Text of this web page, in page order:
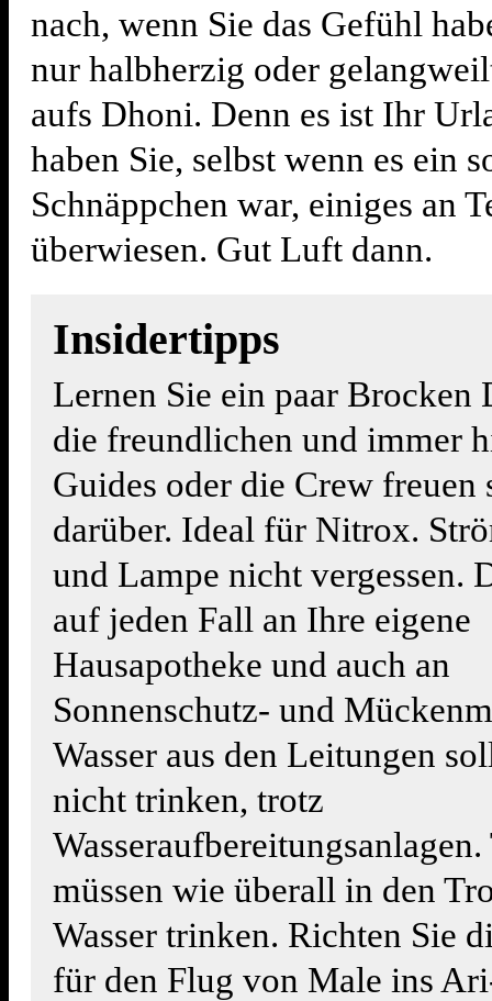
nach, wenn Sie das Gefühl
nur halbherzig oder
aufs Dhoni. Denn es ist Ihr
haben Sie, selbst wenn es ein
Schnäppchen war, einiges an
überwiesen. Gut Luft dann.
Insidertipps
Lernen Sie ein paar Brocken
die freundlichen und immer
Guides oder die Crew freuen
darüber. Ideal für Nitrox.
und Lampe nicht vergessen.
auf jeden Fall an Ihre eigene
Hausapotheke und auch an
Sonnenschutz- und
Wasser aus den Leitungen
nicht trinken, trotz
Wasseraufbereitungsanlagen.
müssen wie überall in den
Wasser trinken. Richten Sie
für den Flug von Male ins